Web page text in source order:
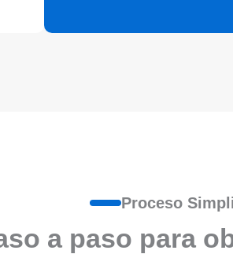
Proceso
a paso para